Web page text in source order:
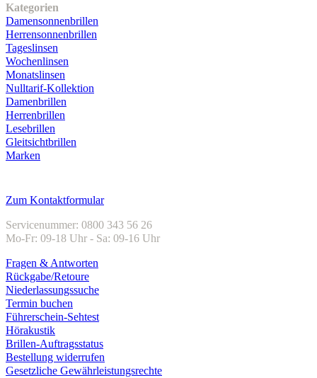
Kategorien
Damensonnenbrillen
Herrensonnenbrillen
Tageslinsen
Wochenlinsen
Monatslinsen
Nulltarif-Kollektion
Damenbrillen
Herrenbrillen
Lesebrillen
Gleitsichtbrillen
Marken
Zum Kontaktformular
Servicenummer: 0800 343 56 26
Mo-Fr: 09-18 Uhr - Sa: 09-16 Uhr
Fragen & Antworten
Rückgabe/Retoure
Niederlassungssuche
Termin buchen
Führerschein-Sehtest
Hörakustik
Brillen-Auftragsstatus
Bestellung widerrufen
Gesetzliche Gewährleistungsrechte